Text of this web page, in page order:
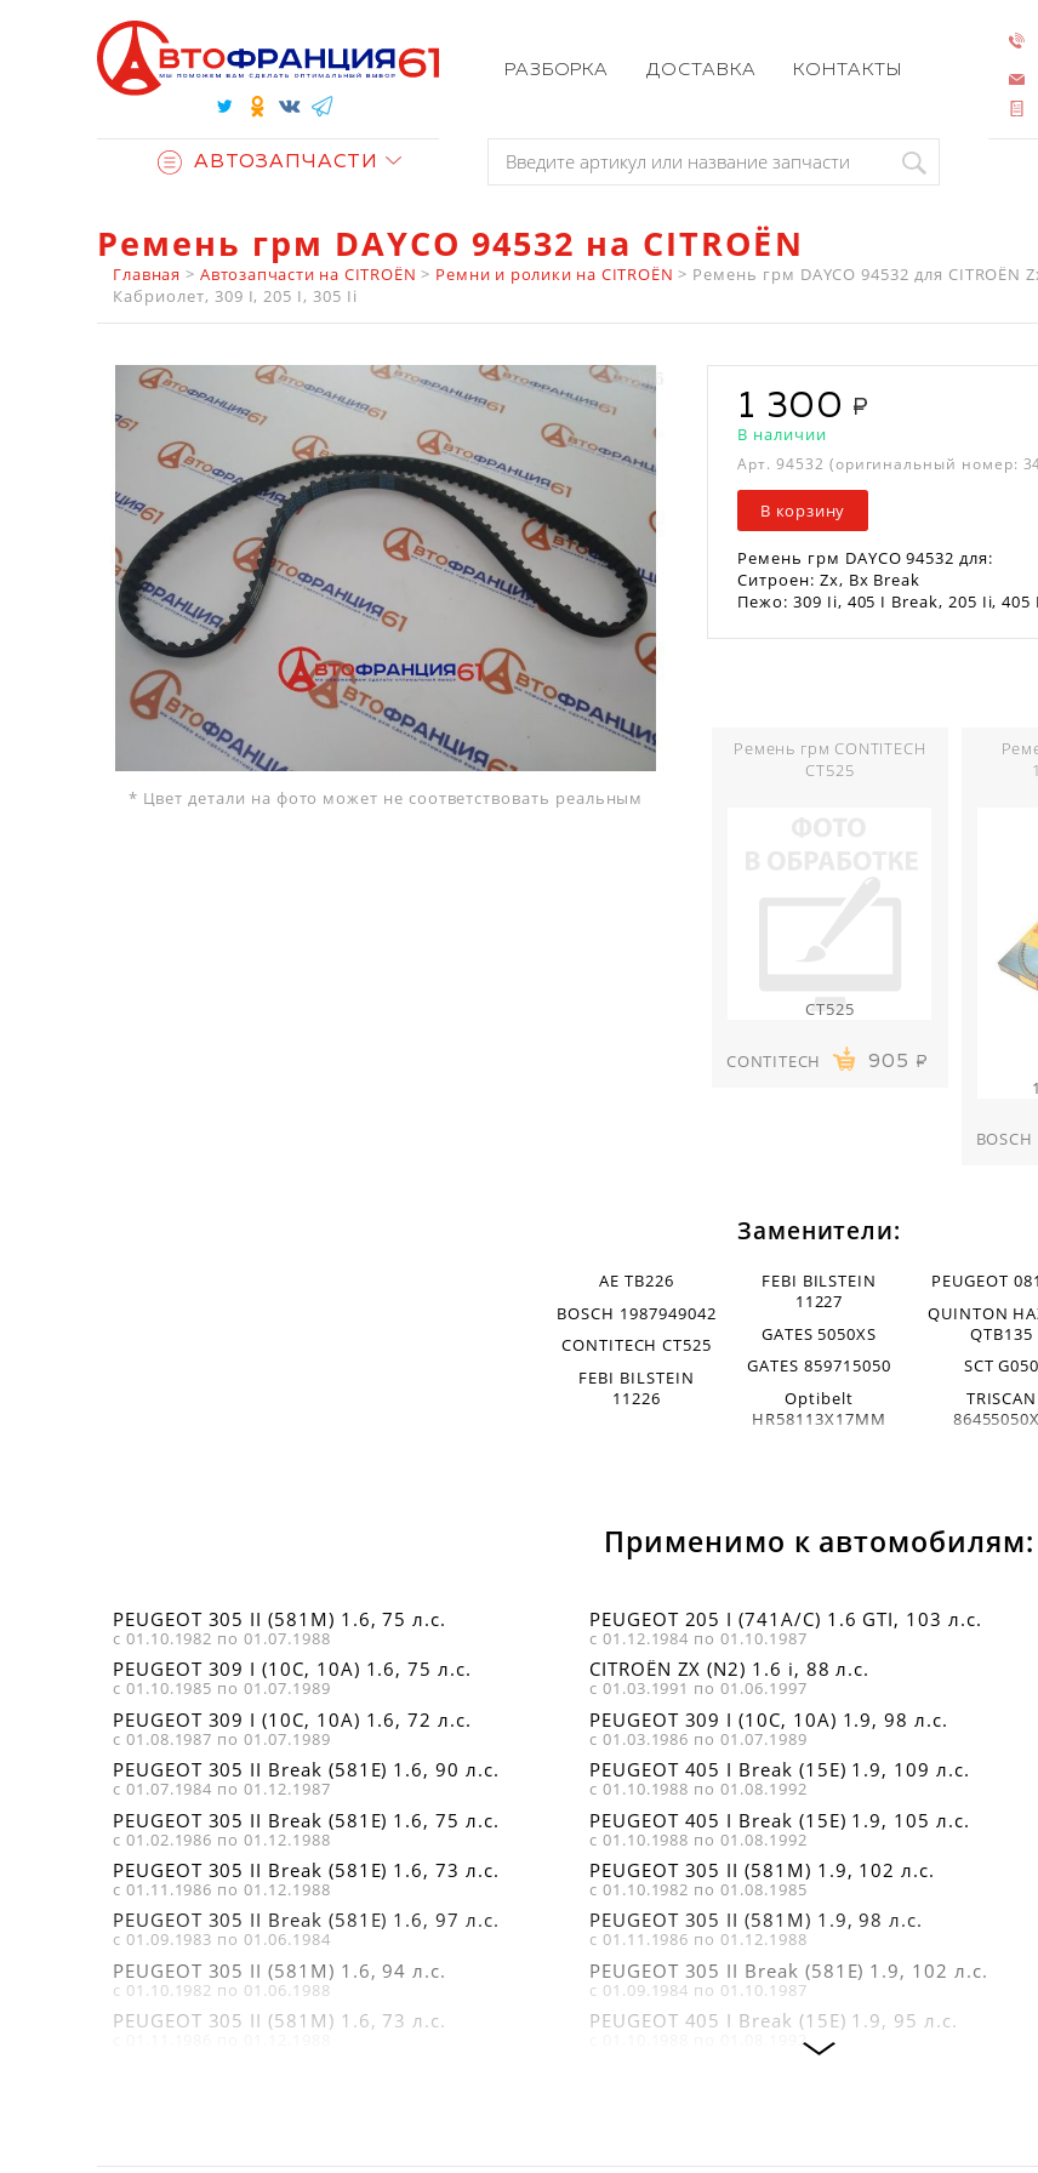
РАЗБОРКА ДОСТАВКА КОНТАКТЫ
АВТОЗАПЧАСТИ
Ремень грм DAYCO 94532 на CITROËN
Главная > Автозапчасти на CITROËN > Ремни и ролики на CITROËN > Ремень грм DAYCO 94532 для CITROËN
Кабриолет, 309 I, 205 I, 305 Ii
* Цвет детали на фото может не соответствовать реальным
1 300
В наличии
Арт.94532 (оригинальный номер:
В корзину
Ремень грм DAYCO 94532 для:
Ситроен: Zx, Bx Break
Пежо: 309 Ii, 405 I Break, 205 Ii,
Ремень грм CONTITECH
CT525
CT525
CONTITECH 905
BOSCH
Заменители:
AE TB226
BOSCH 1987949042
CONTITECH CT525
FEBI BILSTEIN
11226
FEBI BILSTEIN
11227
GATES 5050XS
GATES 859715050
Optibelt
HR58113X17MM
PEUGEOT
QUINTON
QTB135
SCT G050
TRISCAN
Применимо к автомобилям:
PEUGEOT 305 II (581M) 1.6, 75 л.с.
с 01.10.1982 по 01.07.1988
PEUGEOT 309 I (10C, 10A) 1.6, 75 л.с.
с 01.10.1985 по 01.07.1989
PEUGEOT 309 I (10C, 10A) 1.6, 72 л.с.
с 01.08.1987 по 01.07.1989
PEUGEOT 305 II Break (581E) 1.6, 90 л.с.
с 01.07.1984 по 01.12.1987
PEUGEOT 305 II Break (581E) 1.6, 75 л.с.
с 01.02.1986 по 01.12.1988
PEUGEOT 305 II Break (581E) 1.6, 73 л.с.
с 01.11.1986 по 01.12.1988
PEUGEOT 305 II Break (581E) 1.6, 97 л.с.
с 01.09.1983 по 01.06.1984
PEUGEOT 305 II (581M) 1.6, 94 л.с.
с 01.10.1982 по 01.06.1988
PEUGEOT 305 II (581M) 1.6, 73 л.с.
PEUGEOT 205 I (741A/C) 1.6 GTI, 103 л.с.
с 01.12.1984 по 01.10.1987
CITROËN ZX (N2) 1.6 i, 88 л.с.
с 01.03.1991 по 01.06.1997
PEUGEOT 309 I (10C, 10A) 1.9, 98 л.с.
с 01.03.1986 по 01.07.1989
PEUGEOT 405 I Break (15E) 1.9, 109 л.с.
с 01.10.1988 по 01.08.1992
PEUGEOT 405 I Break (15E) 1.9, 105 л.с.
с 01.10.1988 по 01.08.1992
PEUGEOT 305 II (581M) 1.9, 102 л.с.
с 01.10.1982 по 01.08.1985
PEUGEOT 305 II (581M) 1.9, 98 л.с.
с 01.11.1986 по 01.12.1988
PEUGEOT 305 II Break (581E) 1.9, 102 л.с.
с 01.09.1984 по 01.10.1987
PEUGEOT 405 I Break (15E) 1.9, 95 л.с.
с 01.10.1988 по 01.08.1992